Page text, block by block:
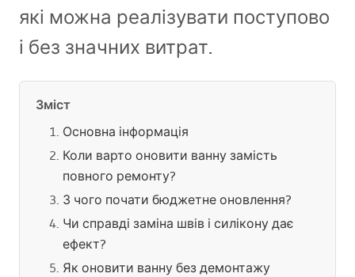
які можна реалізувати поступово
і без значних витрат.
Зміст
Основна інформація
Коли варто оновити ванну замість
повного ремонту?
З чого почати бюджетне оновлення?
Чи справді заміна швів і силікону дає
ефект?
Як оновити ванну без демонтажу